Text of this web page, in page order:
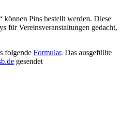
können Pins bestellt werden. Diese
für Vereinsveranstaltungen gedacht,
folgende Formular. Das ausgefüllte
gesendet